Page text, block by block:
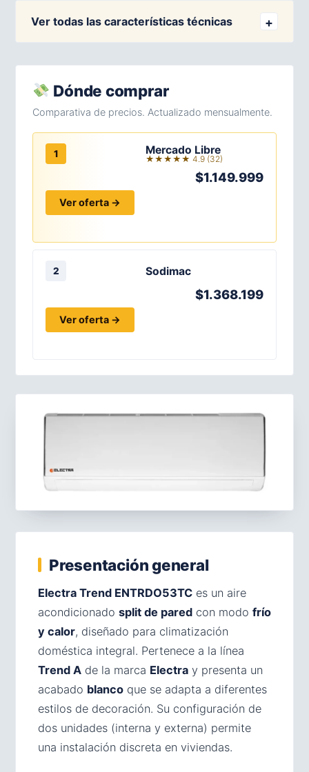
Ver todas las características técnicas
Dónde comprar
Comparativa de precios. Actualizado mensualmente.
1 Mercado Libre
★★★★★ 4.9 (32)
$1.149.999
Ver oferta →
2 Sodimac
$1.368.199
Ver oferta →
Presentación general
Electra Trend ENTRDO53TC es un aire
acondicionado split de pared con modo frío
y calor, diseñado para climatización
doméstica integral. Pertenece a la línea
Trend A de la marca Electra y presenta un
acabado blanco que se adapta a diferentes
estilos de decoración. Su configuración de
dos unidades (interna y externa) permite
una instalación discreta en viviendas.